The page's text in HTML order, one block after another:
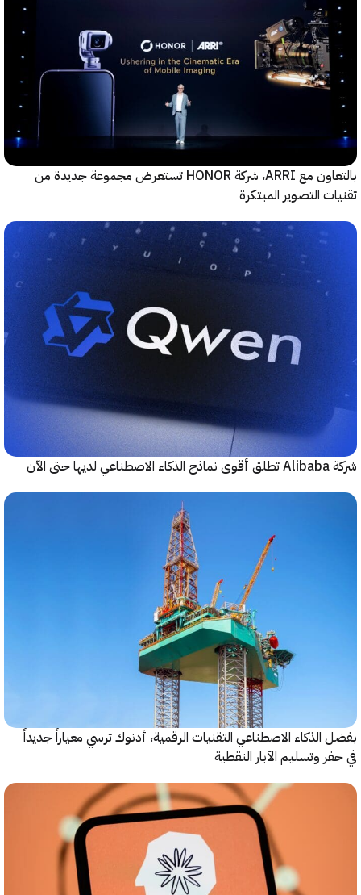
بالتعاون مع ARRI، شركة HONOR تستعرض مجموعة جديدة من
التصوير المبتكرة
الاصطناعي التقنيات الرقمية، أدنوك ترسي معياراً جديداً
وتسليم الآبار النقطية